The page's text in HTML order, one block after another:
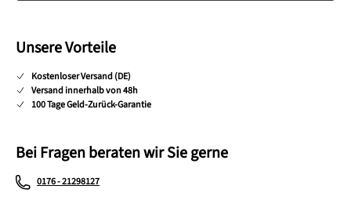
Unsere Vorteile
Kostenloser Versand (DE)
Versand innerhalb von 48h
100 Tage Geld-Zurück-Garantie
Bei Fragen beraten wir Sie gerne
0176 - 21298127